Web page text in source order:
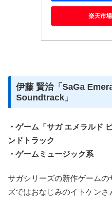
楽天市
伊藤 賢治「SaGa
Soundtrack」
・ゲーム「サガ エメラルド
ンドトラック
・ゲームミュージック系
サガシリーズの新作ゲーム
ズではおなじみのイトケンさ